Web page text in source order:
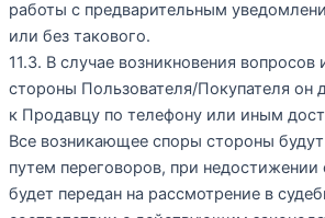
работы с предварительным
или без такового.
11.3. В случае возникновения вопросов
стороны Пользователя/Покупателя он
к Продавцу по телефону или иным
Все возникающее споры стороны
путем переговоров, при недостижении
будет передан на рассмотрение в